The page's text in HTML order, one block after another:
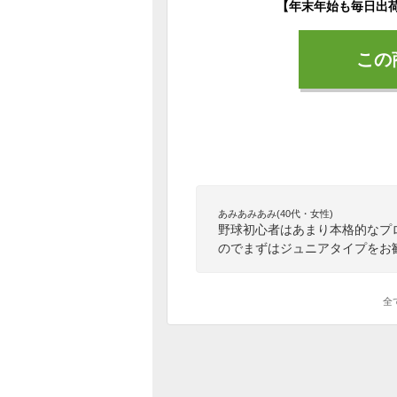
こ
あみあみあみ(40代・女性)
野球初心者はあまり本格的な
のでまずはジュニアタイプをお
全